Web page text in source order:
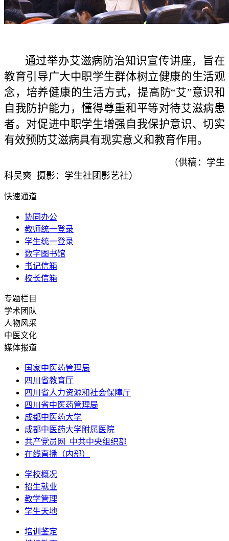
通过举办艾滋病防治知识宣传讲座，旨在
教育引导广大中职学生群体树立健康的生活观
念，培养健康的生活方式，提高防“艾”意识和
自我防护能力，懂得尊重和平等对待艾滋病患
者。对促进中职学生增强自我保护意识、切实
有效预防艾滋病具有现实意义和教育作用。
（供稿：学生
科吴爽 摄影：学生社团影艺社）
快速通道
协同办公
教师统一登录
学生统一登录
数字图书馆
书记信箱
校长信箱
专题栏目
学术团队
人物风采
中医文化
媒体报道
国家中医药管理局
四川省教育厅
四川省人力资源和社会保障厅
四川省中医药管理局
成都中医药大学
成都中医药大学附属医院
共产党员网_中共中央组织部
在线直播（内部）
学校概况
招生就业
教学管理
学生天地
培训鉴定